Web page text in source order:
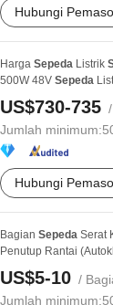
Hubungi
Harga Sepeda Listrik
500W 48V Sepeda
US$730-735
Jumlah minimum:
Hubungi
Bagian Sepeda Serat
Penutup Rantai
US$5-10 /
Jumlah minimum: